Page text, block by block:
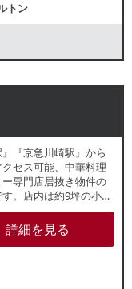
トン
』『京急川崎駅』から
セス可能、中華料理
専門店居抜き物件の
。店内は約9坪の小箱
出店・個人開業をお
にもおすすめです。周
が多く、近隣住民のテ
。諸条件等、お気軽
詳細を見る